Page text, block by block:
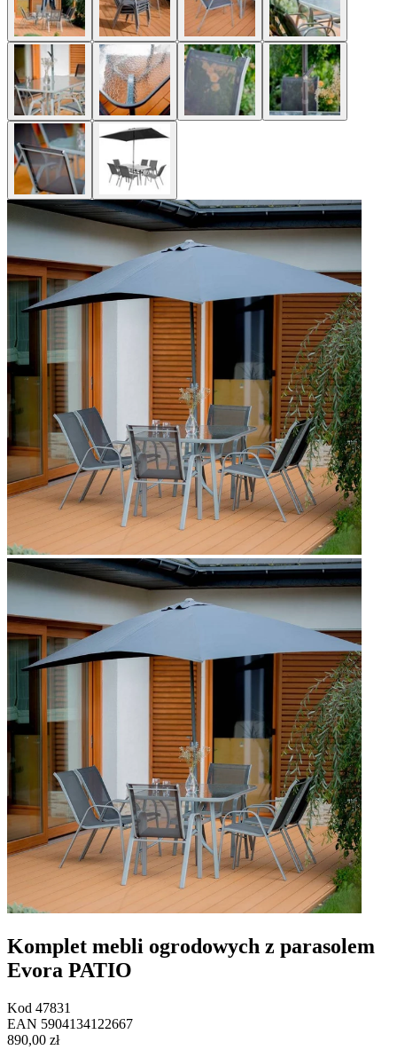
Komplet mebli ogrodowych z parasolem
Evora PATIO
Kod 47831
EAN 5904134122667
890,00 zł